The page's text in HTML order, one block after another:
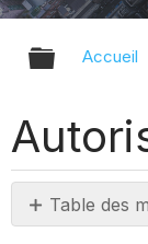
Accueil
Table des